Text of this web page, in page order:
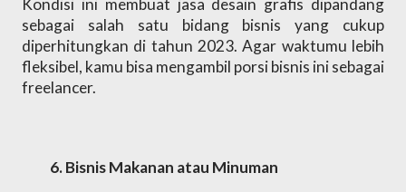
Kondisi ini membuat jasa desain grafis dipandang
sebagai salah satu bidang bisnis yang cukup
diperhitungkan di tahun 2023. Agar waktumu lebih
fleksibel, kamu bisa mengambil porsi bisnis ini sebagai
freelancer.
Bisnis Makanan atau Minuman